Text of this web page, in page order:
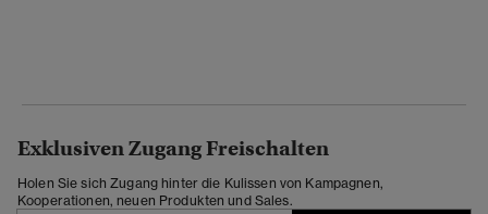
Exklusiven Zugang Freischalten
Holen Sie sich Zugang hinter die Kulissen von Kampagnen,
Kooperationen, neuen Produkten und Sales.